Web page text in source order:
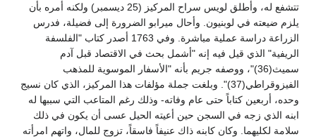
تتشفع له، وأطلق لويس سراح المركيز (25 ديسمبر) ولكنه أمره بأن
يلزم ضيعته في لوبنيون. وأحال ميرابو الضرورة إلى فضيلة، فدرس
الزراعة دراسة عملية مباشرة. وفي 1763 أصدر كتاب "الفلسفة
الريفية" الذي قيل فيه إنه "أشمل بحث في الاقتصاد قبل آدم
سميث(36)"، ووصفه جريم بأنه "الأسفار الموسوية للمذهب
الفيزوقراطي(37)". وبلغت جملة مؤلفات هذا المركيز، الذي كان نسيج
وحده، أربعين كتاباً حتى عام وفاته- وذلك رغم المتاعب التي سببها له
ابنه الذي زجه في السجن حين أعيته الحيل عسى أن يكون في ذلك
سلامة لكليهما. وكان كابنه ذاك عنيفاً فاسقاً، تزوج للمال، واتهم امرأته